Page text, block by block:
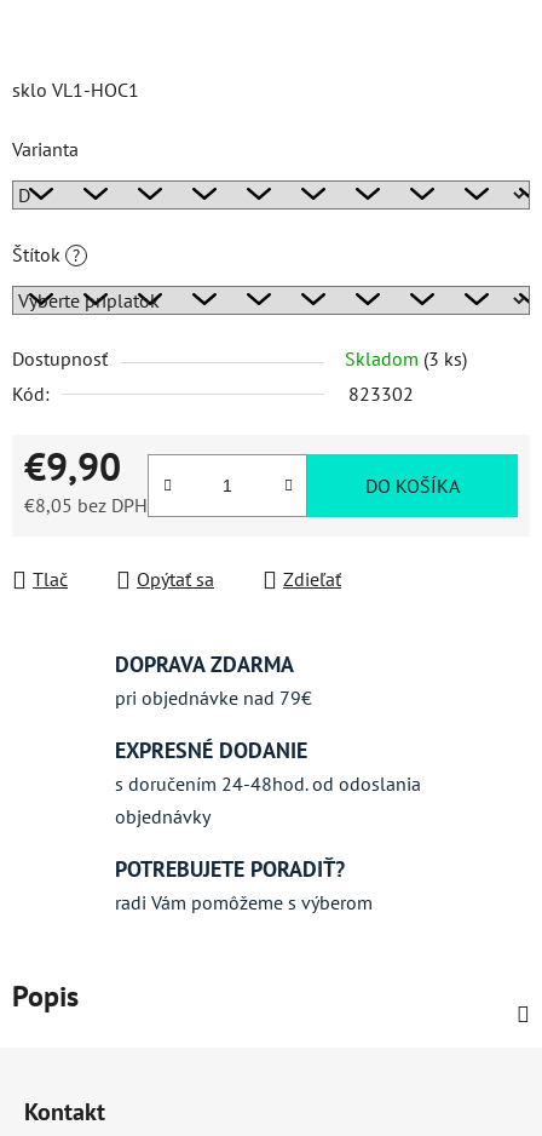
sklo VL1-HOC1
Varianta
Štítok ?
Dostupnosť Skladom (3 ks)
Kód:
823302
€9,90
€8,05 bez DPH
DO KOŠÍKA
Tlač Opýtať sa Zdieľať
DOPRAVA ZDARMA
pri objednávke nad 79€
EXPRESNÉ DODANIE
s doručením 24-48hod. od odoslania
objednávky
POTREBUJETE PORADIŤ?
radi Vám pomôžeme s výberom
Popis
Kontakt